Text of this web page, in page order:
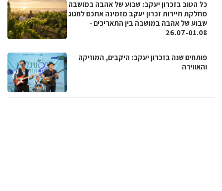
כל הטוב בזכרון יעקב: שבוע של אהבה במושבה
מחלקת תיירות זכרון יעקב מזמינה אתכם לחגוג
שבוע של אהבה במושבה בין התאריכים -
26.07-01.08
פותחים שנה בזכרון יעקב: היקבים, המוזיקה
והאווירה